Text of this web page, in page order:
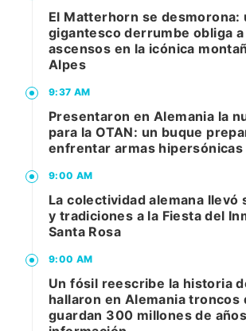
El Matterhorn se desmorona:
gigantesco derrumbe obliga
ascensos en la icónica
Alpes
9:37 AM
Presentaron en Alemania la
para la OTAN: un buque
enfrentar armas hipersónicas
9:00 AM
La colectividad alemana llevó
y tradiciones a la Fiesta del
Santa Rosa
9:00 AM
Un fósil reescribe la historia
hallaron en Alemania troncos
guardan 300 millones de